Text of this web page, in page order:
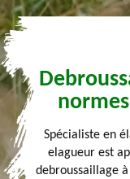
Spécialiste en
elagueur est
debroussaillage